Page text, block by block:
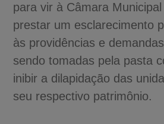
para vir à Câmara
prestar um esclarecimento
às providências e
sendo tomadas pela pasta
inibir a dilapidação das
seu respectivo patrimônio.